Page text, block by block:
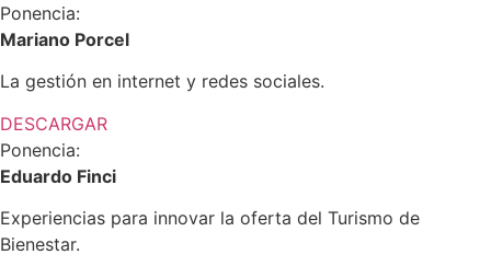
Ponencia:
Mariano Porcel
La gestión en internet y redes sociales.
DESCARGAR
Ponencia:
Eduardo Finci
Experiencias para innovar la oferta del Turismo de
Bienestar.